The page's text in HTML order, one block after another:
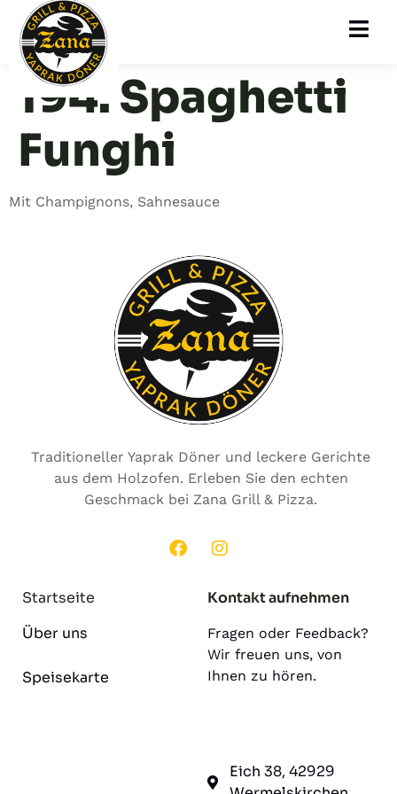
194. Spaghetti
Funghi
Mit Champignons, Sahnesauce
Traditioneller Yaprak Döner und leckere Gerichte
aus dem Holzofen. Erleben Sie den echten
Geschmack bei Zana Grill & Pizza.
Startseite
Über uns
Speisekarte
Kontakt aufnehmen
Fragen oder Feedback?
Wir freuen uns, von
Ihnen zu hören.
Eich 38, 42929